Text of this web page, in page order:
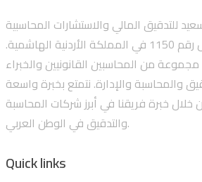
للتدقيق المالي والاستشارات المحاسبية
والضريبية، ونحمل ترخيص رقم 1150 في المملكة الأردنية الهاشمية.
من المحاسبين القانونيين والخبراء
والمحاسبة والإدارة. نتمتع بخبرة واسعة
خلال خبرة فريقنا في أبرز شركات المحاسبة
والتدقيق في الوطن العربي.
Quick links